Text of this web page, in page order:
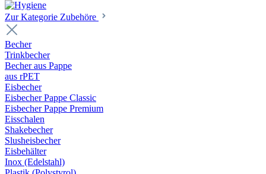
Zur Kategorie Zubehöre
Becher
Trinkbecher
Becher aus Pappe
aus rPET
Eisbecher
Eisbecher Pappe Classic
Eisbecher Pappe Premium
Eisschalen
Shakebecher
Slusheisbecher
Eisbehälter
Inox (Edelstahl)